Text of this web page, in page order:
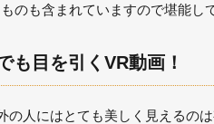
のも含まれていますので堪能し
も目を引くVR動画！
人にはとても美しく見えるのは